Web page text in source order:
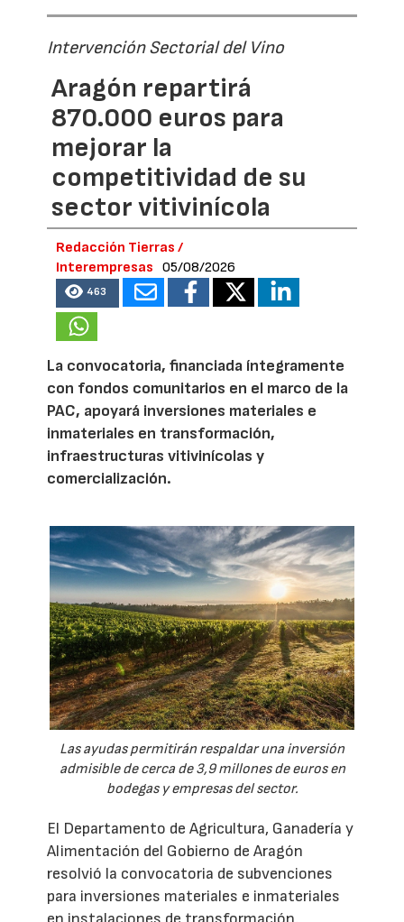
Intervención Sectorial del Vino
Aragón repartirá
870.000 euros para
mejorar la
competitividad de su
sector vitivinícola
Redacción Tierras /
Interempresas
05/08/2026
463
La convocatoria, financiada íntegramente
con fondos comunitarios en el marco de la
PAC, apoyará inversiones materiales e
inmateriales en transformación,
infraestructuras vitivinícolas y
comercialización.
Las ayudas permitirán respaldar una inversión
admisible de cerca de 3,9 millones de euros en
bodegas y empresas del sector.
El Departamento de Agricultura, Ganadería y
Alimentación del Gobierno de Aragón
resolvió la convocatoria de subvenciones
para inversiones materiales e inmateriales